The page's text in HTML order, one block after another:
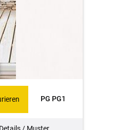
PG PG1